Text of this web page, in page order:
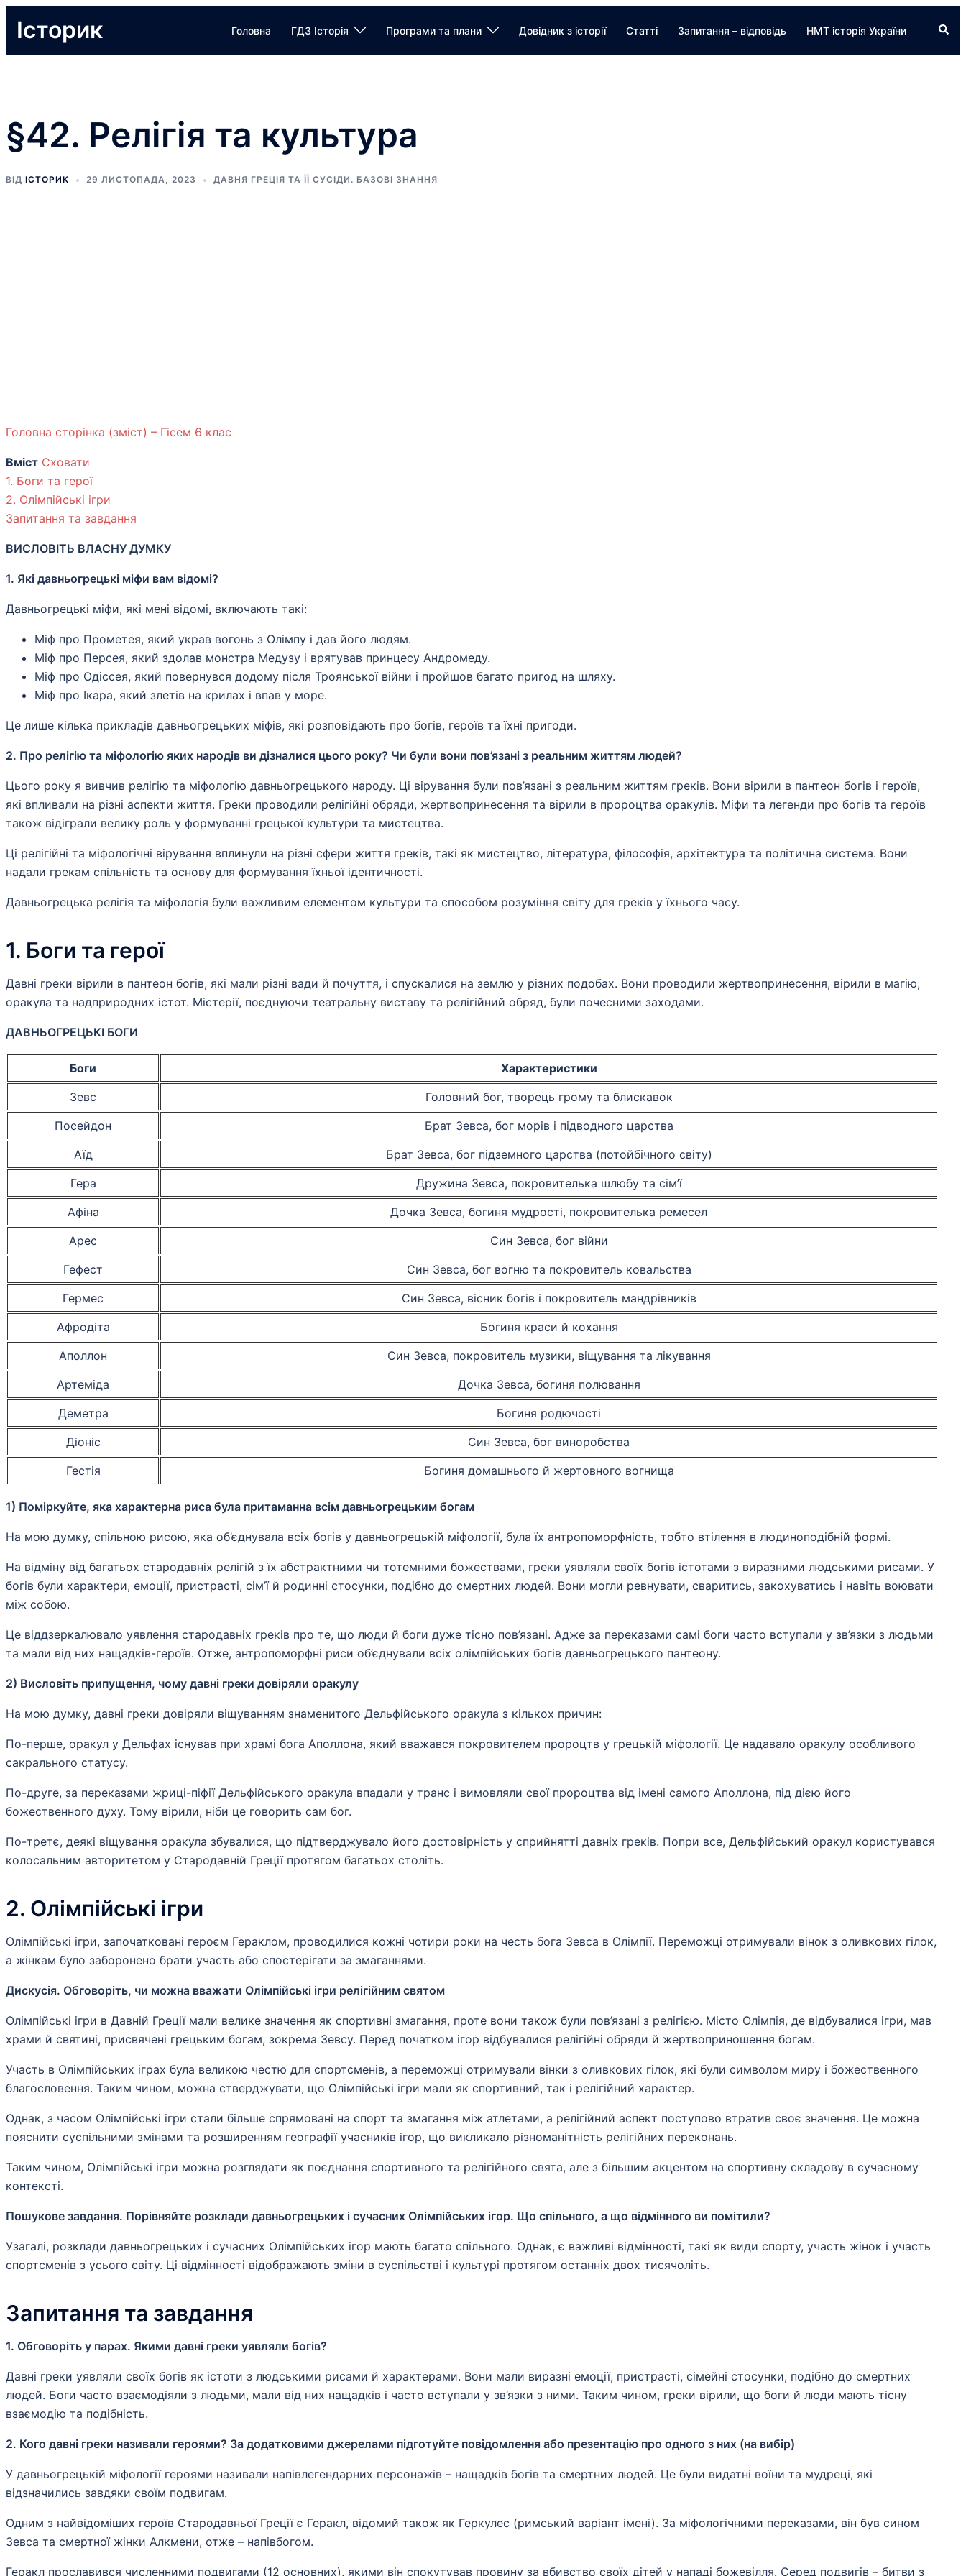
вмісту
Історик Головна ГДЗ Історія Програми та плани Довідник з історії Статті Запитання – відповідь НМТ історія України
§42. Релігія та культура
ВІД ІСТОРИК 29 ЛИСТОПАДА, 2023 ДАВНЯ ГРЕЦІЯ ТА ЇЇ СУСІДИ. БАЗОВІ ЗНАННЯ
Головна сторінка (зміст) – Гісем 6 клас
Вміст Сховати
1. Боги та герої
2. Олімпійські ігри
Запитання та завдання
ВИСЛОВІТЬ ВЛАСНУ ДУМКУ
1. Які давньогрецькі міфи вам відомі?
Давньогрецькі міфи, які мені відомі, включають такі:
Міф про Прометея, який украв вогонь з Олімпу і дав його людям.
Міф про Персея, який здолав монстра Медузу і врятував принцесу Андромеду.
Міф про Одіссея, який повернувся додому після Троянської війни і пройшов багато пригод на шляху.
Міф про Ікара, який злетів на крилах і впав у море.
Це лише кілька прикладів давньогрецьких міфів, які розповідають про богів, героїв та їхні пригоди.
2. Про релігію та міфологію яких народів ви дізналися цього року? Чи були вони пов’язані з реальним життям людей?
Цього року я вивчив релігію та міфологію давньогрецького народу. Ці вірування були пов’язані з реальним життям греків. Вони вірили в пантеон богів і героїв,
які впливали на різні аспекти життя. Греки проводили релігійні обряди, жертвопринесення та вірили в пророцтва оракулів. Міфи та легенди про богів та героїв
також відіграли велику роль у формуванні грецької культури та мистецтва.
Ці релігійні та міфологічні вірування вплинули на різні сфери життя греків, такі як мистецтво, література, філософія, архітектура та політична система. Вони
надали грекам спільність та основу для формування їхньої ідентичності.
Давньогрецька релігія та міфологія були важливим елементом культури та способом розуміння світу для греків у їхнього часу.
1. Боги та герої
Давні греки вірили в пантеон богів, які мали різні вади й почуття, і спускалися на землю у різних подобах. Вони проводили жертвопринесення, вірили в магію,
оракула та надприродних істот. Містерії, поєднуючи театральну виставу та релігійний обряд, були почесними заходами.
ДАВНЬОГРЕЦЬКІ БОГИ
Боги
Характеристики
Зевс
Головний бог, творець грому та блискавок
Посейдон
Брат Зевса, бог морів і підводного царства
Аїд
Брат Зевса, бог підземного царства (потойбічного світу)
Гера
Дружина Зевса, покровителька шлюбу та сім’ї
Афіна
Дочка Зевса, богиня мудрості, покровителька ремесел
Арес
Син Зевса, бог війни
Гефест
Син Зевса, бог вогню та покровитель ковальства
Гермес
Син Зевса, вісник богів і покровитель мандрівників
Афродіта
Богиня краси й кохання
Аполлон
Син Зевса, покровитель музики, віщування та лікування
Артеміда
Дочка Зевса, богиня полювання
Деметра
Богиня родючості
Діоніс
Син Зевса, бог виноробства
Гестія
Богиня домашнього й жертовного вогнища
1) Поміркуйте, яка характерна риса була притаманна всім давньогрецьким богам
На мою думку, спільною рисою, яка об’єднувала всіх богів у давньогрецькій міфології, була їх антропоморфність, тобто втілення в людиноподібній формі.
На відміну від багатьох стародавніх релігій з їх абстрактними чи тотемними божествами, греки уявляли своїх богів істотами з виразними людськими рисами. У
богів були характери, емоції, пристрасті, сім’ї й родинні стосунки, подібно до смертних людей. Вони могли ревнувати, сваритись, закохуватись і навіть воювати
між собою.
Це віддзеркалювало уявлення стародавніх греків про те, що люди й боги дуже тісно пов’язані. Адже за переказами самі боги часто вступали у зв’язки з людьми
та мали від них нащадків-героїв. Отже, антропоморфні риси об’єднували всіх олімпійських богів давньогрецького пантеону.
2) Висловіть припущення, чому давні греки довіряли оракулу
На мою думку, давні греки довіряли віщуванням знаменитого Дельфійського оракула з кількох причин:
По-перше, оракул у Дельфах існував при храмі бога Аполлона, який вважався покровителем пророцтв у грецькій міфології. Це надавало оракулу особливого
сакрального статусу.
По-друге, за переказами жриці-піфії Дельфійського оракула впадали у транс і вимовляли свої пророцтва від імені самого Аполлона, під дією його
божественного духу. Тому вірили, ніби це говорить сам бог.
По-третє, деякі віщування оракула збувалися, що підтверджувало його достовірність у сприйнятті давніх греків. Попри все, Дельфійський оракул користувався
колосальним авторитетом у Стародавній Греції протягом багатьох століть.
2. Олімпійські ігри
Олімпійські ігри, започатковані героєм Гераклом, проводилися кожні чотири роки на честь бога Зевса в Олімпії. Переможці отримували вінок з оливкових гілок,
а жінкам було заборонено брати участь або спостерігати за змаганнями.
Дискусія. Обговоріть, чи можна вважати Олімпійські ігри релігійним святом
Олімпійські ігри в Давній Греції мали велике значення як спортивні змагання, проте вони також були пов’язані з релігією. Місто Олімпія, де відбувалися ігри, мав
храми й святині, присвячені грецьким богам, зокрема Зевсу. Перед початком ігор відбувалися релігійні обряди й жертвоприношення богам.
Участь в Олімпійських іграх була великою честю для спортсменів, а переможці отримували вінки з оливкових гілок, які були символом миру і божественного
благословення. Таким чином, можна стверджувати, що Олімпійські ігри мали як спортивний, так і релігійний характер.
Однак, з часом Олімпійські ігри стали більше спрямовані на спорт та змагання між атлетами, а релігійний аспект поступово втратив своє значення. Це можна
пояснити суспільними змінами та розширенням географії учасників ігор, що викликало різноманітність релігійних переконань.
Таким чином, Олімпійські ігри можна розглядати як поєднання спортивного та релігійного свята, але з більшим акцентом на спортивну складову в сучасному
контексті.
Пошукове завдання. Порівняйте розклади давньогрецьких і сучасних Олімпійських ігор. Що спільного, а що відмінного ви помітили?
Узагалі, розклади давньогрецьких і сучасних Олімпійських ігор мають багато спільного. Однак, є важливі відмінності, такі як види спорту, участь жінок і участь
спортсменів з усього світу. Ці відмінності відображають зміни в суспільстві і культурі протягом останніх двох тисячоліть.
Запитання та завдання
1. Обговоріть у парах. Якими давні греки уявляли богів?
Давні греки уявляли своїх богів як істоти з людськими рисами й характерами. Вони мали виразні емоції, пристрасті, сімейні стосунки, подібно до смертних
людей. Боги часто взаємодіяли з людьми, мали від них нащадків і часто вступали у зв’язки з ними. Таким чином, греки вірили, що боги й люди мають тісну
взаємодію та подібність.
2. Кого давні греки називали героями? За додатковими джерелами підготуйте повідомлення або презентацію про одного з них (на вибір)
У давньогрецькій міфології героями називали напівлегендарних персонажів – нащадків богів та смертних людей. Це були видатні воїни та мудреці, які
відзначились завдяки своїм подвигам.
Одним з найвідоміших героїв Стародавньої Греції є Геракл, відомий також як Геркулес (римський варіант імені). За міфологічними переказами, він був сином
Зевса та смертної жінки Алкмени, отже – напівбогом.
Геракл прославився численними подвигами (12 основних), якими він спокутував провину за вбивство своїх дітей у нападі божевілля. Серед подвигів – битви з